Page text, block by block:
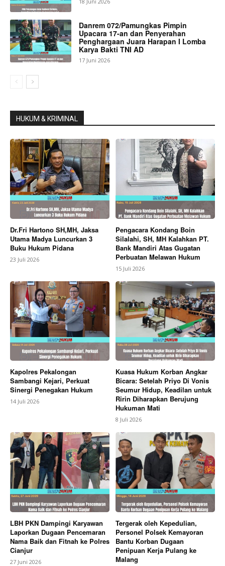
Danrem 072/Pamungkas Pimpin
Upacara 17-an dan Penyerahan
Penghargaan Juara Harapan I Lomba
Karya Bakti TNI AD
17 Juni 2026
HUKUM & KRIMINAL
Dr.Fri Hartono SH,MH, Jaksa
Utama Madya Luncurkan 3
Buku Hukum Pidana
23 Juli 2026
Pengacara Kondang Boin
Silalahi, SH, MH Kalahkan PT.
Bank Mandiri Atas Gugatan
Perbuatan Melawan Hukum
15 Juli 2026
Kapolres Pekalongan
Sambangi Kejari, Perkuat
Sinergi Penegakan Hukum
14 Juli 2026
Kuasa Hukum Korban Angkar
Bicara: Setelah Priyo Di Vonis
Seumur Hidup, Keadilan untuk
Ririn Diharapkan Berujung
Hukuman Mati
8 Juli 2026
LBH PKN Dampingi Karyawan
Laporkan Dugaan Pencemaran
Nama Baik dan Fitnah ke Polres
Cianjur
27 Juni 2026
Tergerak oleh Kepedulian,
Personel Polsek Kemayoran
Bantu Korban Dugaan
Penipuan Kerja Pulang ke
Malang